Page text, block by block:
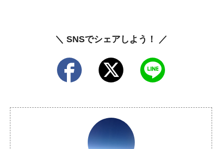
＼ SNSでシェアしよう！ ／